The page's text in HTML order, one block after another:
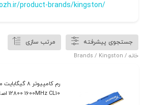
product-brands/kingston/
جستجوی پیشرفته
مرتب سازی
خانه / Brands / Kingston
12800 1600MHz CL10 اصلی